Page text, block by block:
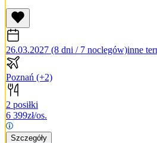
26.03.2027 (8 dni / 7 noclegów)inne
Poznań (+2)
2 posiłki
6 399zł/os.
Szczegóły